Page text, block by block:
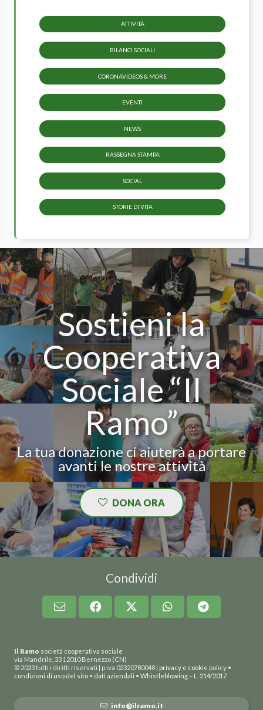
ATTIVITÀ
BILANCI SOCIALI
CORONAVIDEOS & MORE
EVENTI
NEWS
RASSEGNA STAMPA
SOCIAL
STORIE DI VITA
Sostieni la
Cooperativa
Sociale “Il
Ramo”
La tua donazione ci aiuterà a portare
avanti le nostre attività
DONA ORA
Condividi
Il Ramo società cooperativa sociale
via Mandrile, 33 12010 Bernezzo (CN)
© 2023 tutti i diritti riservati | p.iva 02320780048 | privacy e cookie policy •
condizioni di uso del sito • dati aziendali • Whistleblowing – L. 214/2017
info@ilramo.it